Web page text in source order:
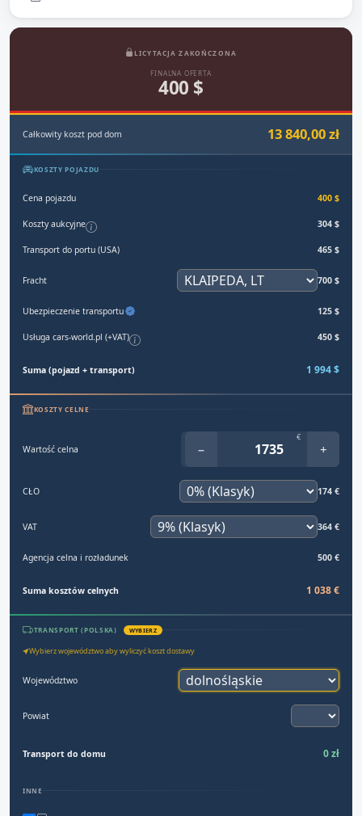
LICYTACJA ZAKOŃCZONA
FINALNA OFERTA
400 $
Całkowity koszt pod dom 13 840,00 zł
KOSZTY POJAZDU
Cena pojazdu 400 $
Koszty aukcyjne 304 $
Transport do portu (USA) 465 $
Fracht 700 $
Ubezpieczenie transportu 125 $
Usługa cars-world.pl (+VAT) 450 $
Suma (pojazd + transport) 1 994 $
KOSZTY CELNE
Wartość celna −
€
+
CŁO 174 €
VAT 364 €
Agencja celna i rozładunek 500 €
Suma kosztów celnych 1 038 €
TRANSPORT (POLSKA) WYBIERZ
Wybierz województwo aby wyliczyć koszt dostawy
Województwo
Powiat
Transport do domu 0 zł
INNE